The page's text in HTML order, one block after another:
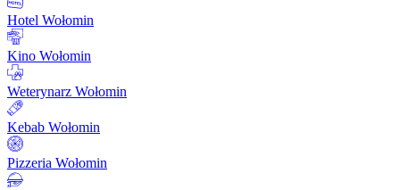
Hotel Wołomin
Kino Wołomin
Weterynarz Wołomin
Kebab Wołomin
Pizzeria Wołomin